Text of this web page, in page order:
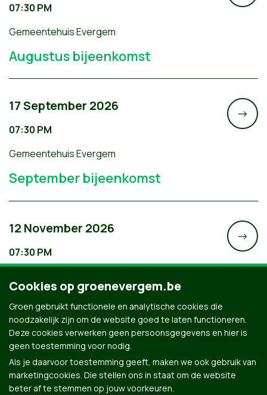
07:30 PM
Gemeentehuis Evergem
Augustus bijeenkomst
17 September 2026
07:30 PM
Gemeentehuis Evergem
September bijeenkomst
->
12 November 2026
07:30 PM
November bijeenkomst
->
Cookies op groenevergem.be
Groen gebruikt functionele en analytische cookies die
noodzakelijk zijn om de website goed te laten functioneren.
Deze cookies verwerken geen persoonsgegevens en hier is
geen toestemming voor nodig.
Als je daarvoor toestemming geeft, maken we ook gebruik van
marketingcookies. Die stellen ons in staat om de website
beter af te stemmen op jouw voorkeuren.